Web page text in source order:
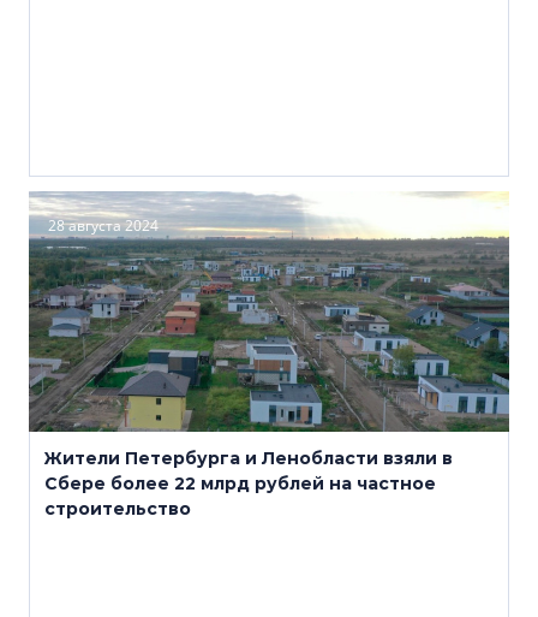
28 августа 2024
Жители Петербурга и Ленобласти взяли в
Сбере более 22 млрд рублей на частное
строительство